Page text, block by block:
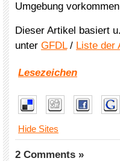
Umgebung
Dieser Artikel basiert
unter GFDL/ Liste der
Lesezeichen
Hide Sites
2 Comments »